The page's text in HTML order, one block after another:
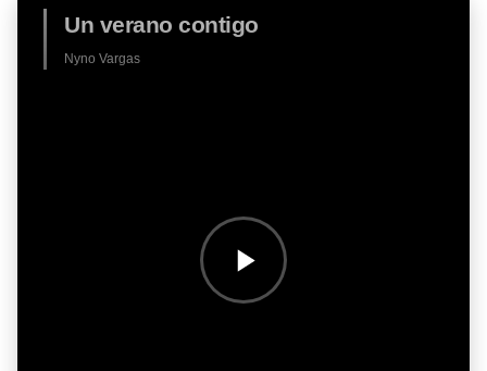
Un verano contigo
Nyno Vargas